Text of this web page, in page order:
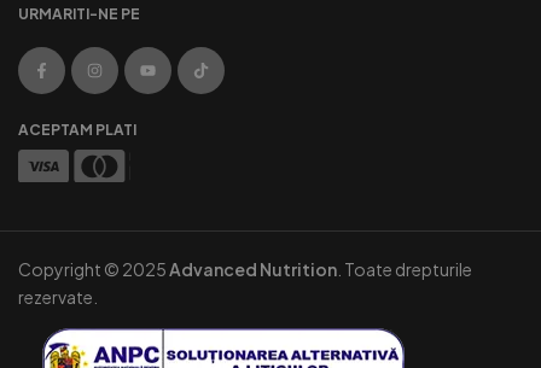
URMARITI-NE PE
ACEPTAM PLATI
Copyright © 2025Advanced Nutrition . Toate drepturile
rezervate.